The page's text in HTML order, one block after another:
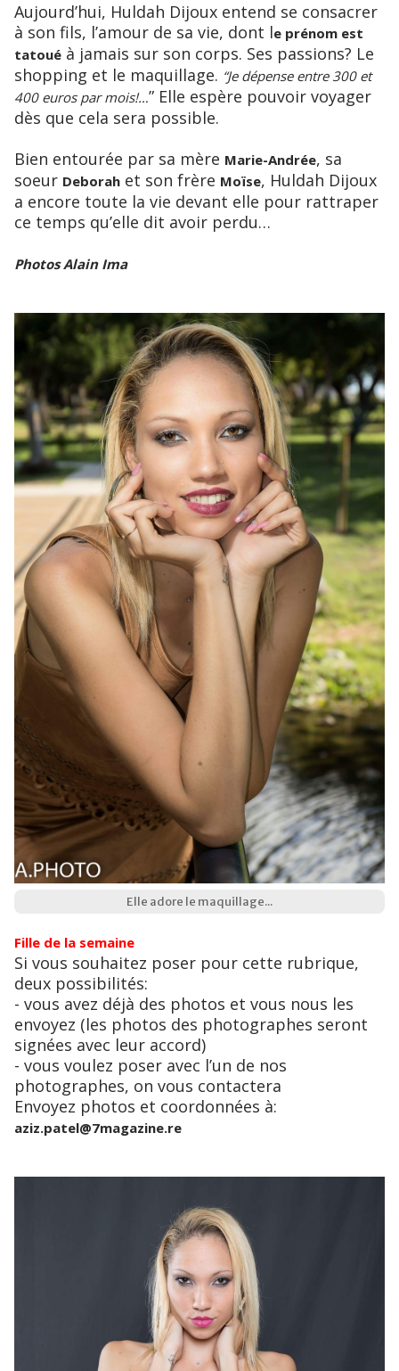
Aujourd’hui, Huldah Dijoux entend se consacrer
à son fils, l’amour de sa vie, dont le prénom est
tatoué à jamais sur son corps. Ses passions? Le
shopping et le maquillage. “Je dépense entre 300 et
400 euros par mois!…” Elle espère pouvoir voyager
dès que cela sera possible.
Bien entourée par sa mère Marie-Andrée, sa
soeur Deborah et son frère Moïse, Huldah Dijoux
a encore toute la vie devant elle pour rattraper
ce temps qu’elle dit avoir perdu…
Photos Alain Ima
Elle adore le maquillage...
Fille de la semaine
Si vous souhaitez poser pour cette rubrique,
deux possibilités:
- vous avez déjà des photos et vous nous les
envoyez (les photos des photographes seront
signées avec leur accord)
- vous voulez poser avec l’un de nos
photographes, on vous contactera
Envoyez photos et coordonnées à:
aziz.patel@7magazine.re